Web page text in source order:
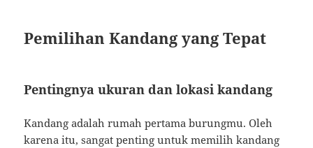
Pemilihan Kandang yang Tepat
Pentingnya ukuran dan lokasi kandang
Kandang adalah rumah pertama burungmu. Oleh
karena itu, sangat penting untuk memilih kandang